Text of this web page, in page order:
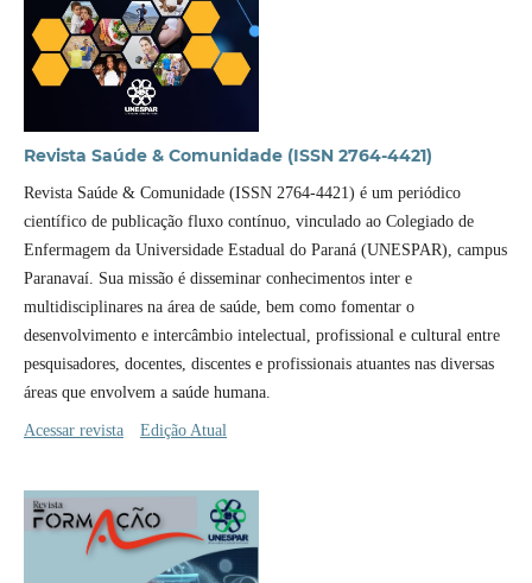
Revista Saúde & Comunidade (ISSN 2764-4421)
Revista Saúde & Comunidade (ISSN 2764-4421) é um periódico
científico de publicação fluxo contínuo, vinculado ao Colegiado de
Enfermagem da Universidade Estadual do Paraná (UNESPAR), campus
Paranavaí. Sua missão é disseminar conhecimentos inter e
multidisciplinares na área de saúde, bem como fomentar o
desenvolvimento e intercâmbio intelectual, profissional e cultural entre
pesquisadores, docentes, discentes e profissionais atuantes nas diversas
áreas que envolvem a saúde humana.
Acessar revista Edição Atual